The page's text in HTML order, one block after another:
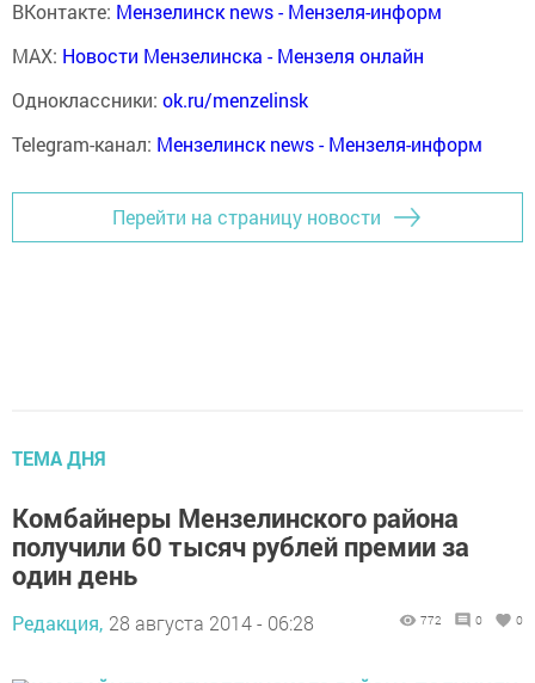
ВКонтакте: Мензелинск news - Мензеля-информ
MAX: Новости Мензелинска - Мензеля онлайн
Одноклассники: ok.ru/menzelinsk
Telegram-канал: Мензелинск news - Мензеля-информ
Перейти на страницу новости
ТЕМА ДНЯ
Комбайнеры Мензелинского района
получили 60 тысяч рублей премии за
один день
Редакция, 28 августа 2014 - 06:28 772 0 0